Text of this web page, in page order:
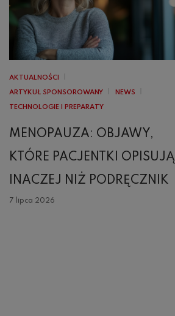
AKTUALNOŚCI
ARTYKUŁ SPONSOROWANY
NEWS
TECHNOLOGIE I PREPARATY
MENOPAUZA: OBJAWY,
KTÓRE PACJENTKI OPISUJĄ
INACZEJ NIŻ PODRĘCZNIK
7 lipca 2026